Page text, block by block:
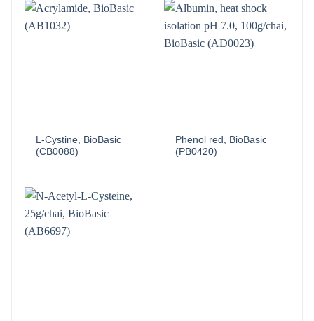
L-Cystine, BioBasic
(CB0088)
Phenol red, BioBasic
(PB0420)